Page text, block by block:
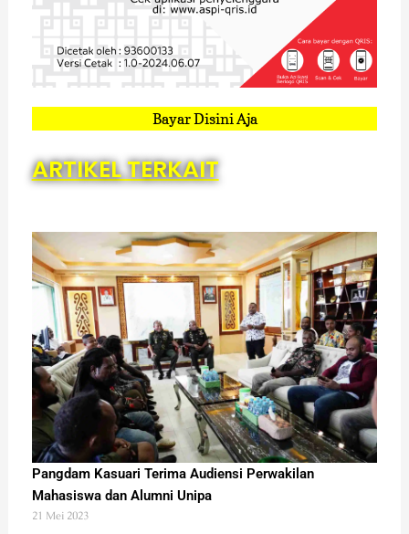
Bayar Disini Aja
ARTIKEL TERKAIT
Pangdam Kasuari Terima Audiensi Perwakilan
Mahasiswa dan Alumni Unipa
21 Mei 2023